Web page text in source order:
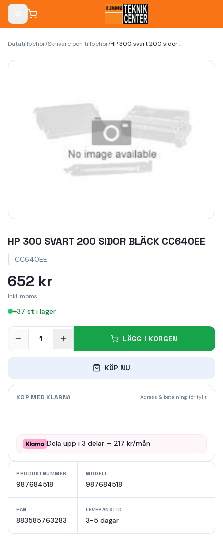
Datatillbehör/Skrivare och tillbehör/ HP 300 svart 200 sidor bläck CC640EE
HP 300 SVART 200 SIDOR BLÄCK CC640EE
CC640EE
652 kr
Inkl. moms
+37 st i lager
1 LÄGG I KORGEN
KÖP NU
KÖP MED KLARNA Adress & betalning förifyllt
Dela upp i 3 delar — 217 kr/mån
PRODUKTNUMMER
987684518
MODELL
987684518
EAN
883585763283
LEVERANSTID
3-5 dagar